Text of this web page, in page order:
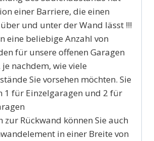
einer Barriere, die einen
und unter der Wand lässt !!!
eine beliebige Anzahl von
für unsere offenen Garagen
nachdem, wie viele
Sie vorsehen möchten. Sie
1 für Einzelgaragen und 2 für
zur Rückwand können Sie auch
in einer Breite von